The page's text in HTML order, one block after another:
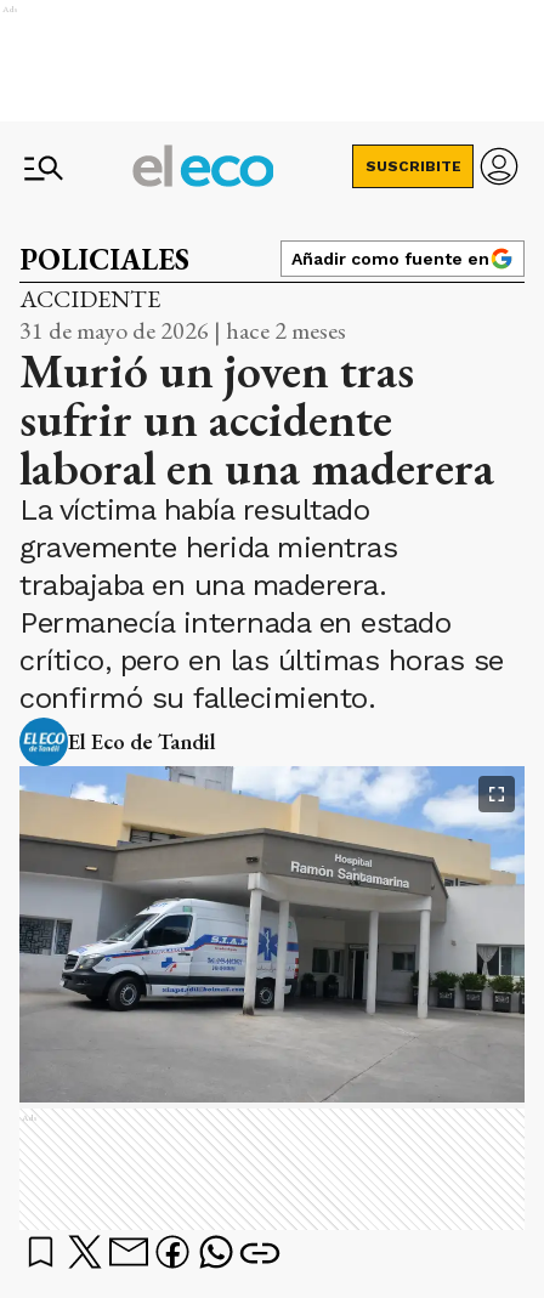
Ads
SUSCRIBITE
POLICIALES Añadir como fuente en
ACCIDENTE
31 de mayo de 2026 | hace 2 meses
Murió un joven tras
sufrir un accidente
laboral en una maderera
La víctima había resultado
gravemente herida mientras
trabajaba en una maderera.
Permanecía internada en estado
crítico, pero en las últimas horas se
confirmó su fallecimiento.
El Eco de Tandil
Ads